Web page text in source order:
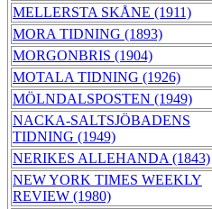
MELLERSTA SKÅNE (1911)
MORA TIDNING (1893)
MORGONBRIS (1904)
MOTALA TIDNING (1926)
MÖLNDALSPOSTEN (1949)
NACKA-SALTSJÖBADENS
TIDNING (1949)
NERIKES ALLEHANDA (1843)
NEW YORK TIMES WEEKLY
REVIEW (1980)